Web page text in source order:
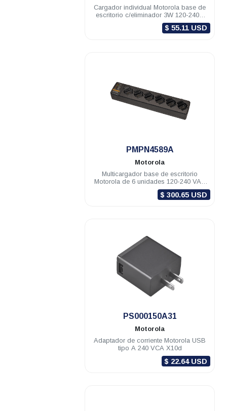
Cargador individual Motorola base de
escritorio c/eliminador 3W 120-240V
$ 55.11 USD
PMPN4589A
Motorola
Multicargador base de escritorio
Motorola de 6 unidades 120-240 VAC
CURVE
$ 300.65 USD
PS000150A31
Motorola
Adaptador de corriente Motorola USB
tipo A 240 VCA X10d
$ 22.64 USD